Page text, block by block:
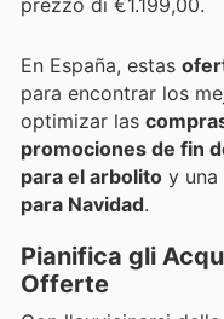
prezzo di €1.199,00.
En España, estas
para encontrar los
optimizar las
promociones de fin
para el arbolito y una
para Navidad.
Pianifica gli
Offerte